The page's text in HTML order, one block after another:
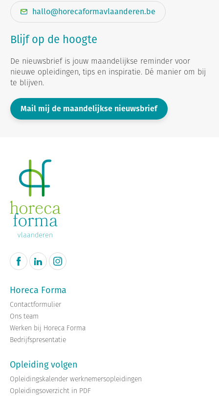
hallo@horecaformavlaanderen.be
Blijf op de hoogte
De nieuwsbrief is jouw maandelijkse reminder voor
nieuwe opleidingen, tips en inspiratie. Dé manier om bij
te blijven.
Mail mij de maandelijkse nieuwsbrief
Horeca Forma
Contactformulier
Ons team
Werken bij Horeca Forma
Bedrijfspresentatie
Opleiding volgen
Opleidingskalender werknemersopleidingen
Opleidingsoverzicht in PDF